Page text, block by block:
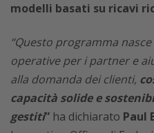
modelli basati su ricavi
“Questo programma
operative per i partner e
alla domanda dei clienti,
capacità solide e
gestiti” ha dichiarato Paul